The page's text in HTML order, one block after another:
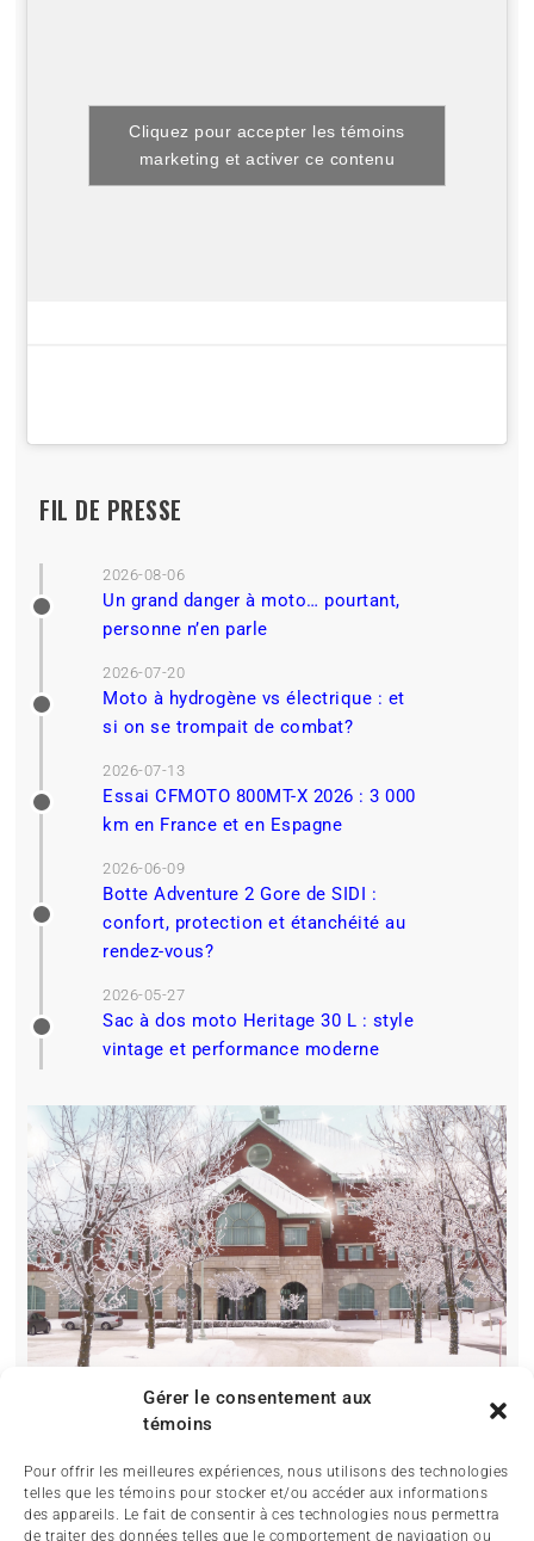
Gérer le consentement aux
témoins
Pour offrir les meilleures expériences, nous utilisons des technologies
telles que les témoins pour stocker et/ou accéder aux informations
des appareils. Le fait de consentir à ces technologies nous permettra
de traiter des données telles que le comportement de navigation ou
Cliquez pour accepter les témoins
marketing et activer ce contenu
FIL DE PRESSE
2026-08-06
Un grand danger à moto… pourtant,
personne n’en parle
2026-07-20
Moto à hydrogène vs électrique : et
si on se trompait de combat?
2026-07-13
Essai CFMOTO 800MT-X 2026 : 3 000
km en France et en Espagne
2026-06-09
Botte Adventure 2 Gore de SIDI :
confort, protection et étanchéité au
rendez-vous?
2026-05-27
Sac à dos moto Heritage 30 L : style
vintage et performance moderne